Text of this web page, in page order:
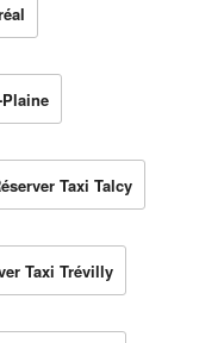
Taxi Talcy
Taxi Trévilly